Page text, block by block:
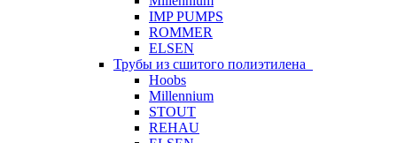
IMP PUMPS
ROMMER
ELSEN
Трубы из сшитого полиэтилена
Hoobs
Millennium
STOUT
REHAU